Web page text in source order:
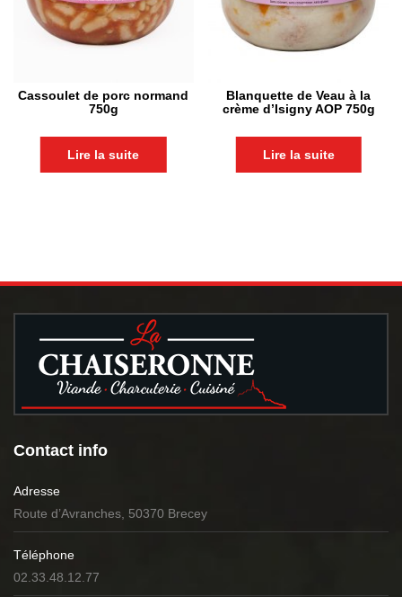
Cassoulet de porc normand
750g
Lire la suite
Blanquette de Veau à la
crème d’Isigny AOP 750g
Lire la suite
Contact info
Adresse
Route d’Avranches, 50370 Brecey
Téléphone
02.33.48.12.77